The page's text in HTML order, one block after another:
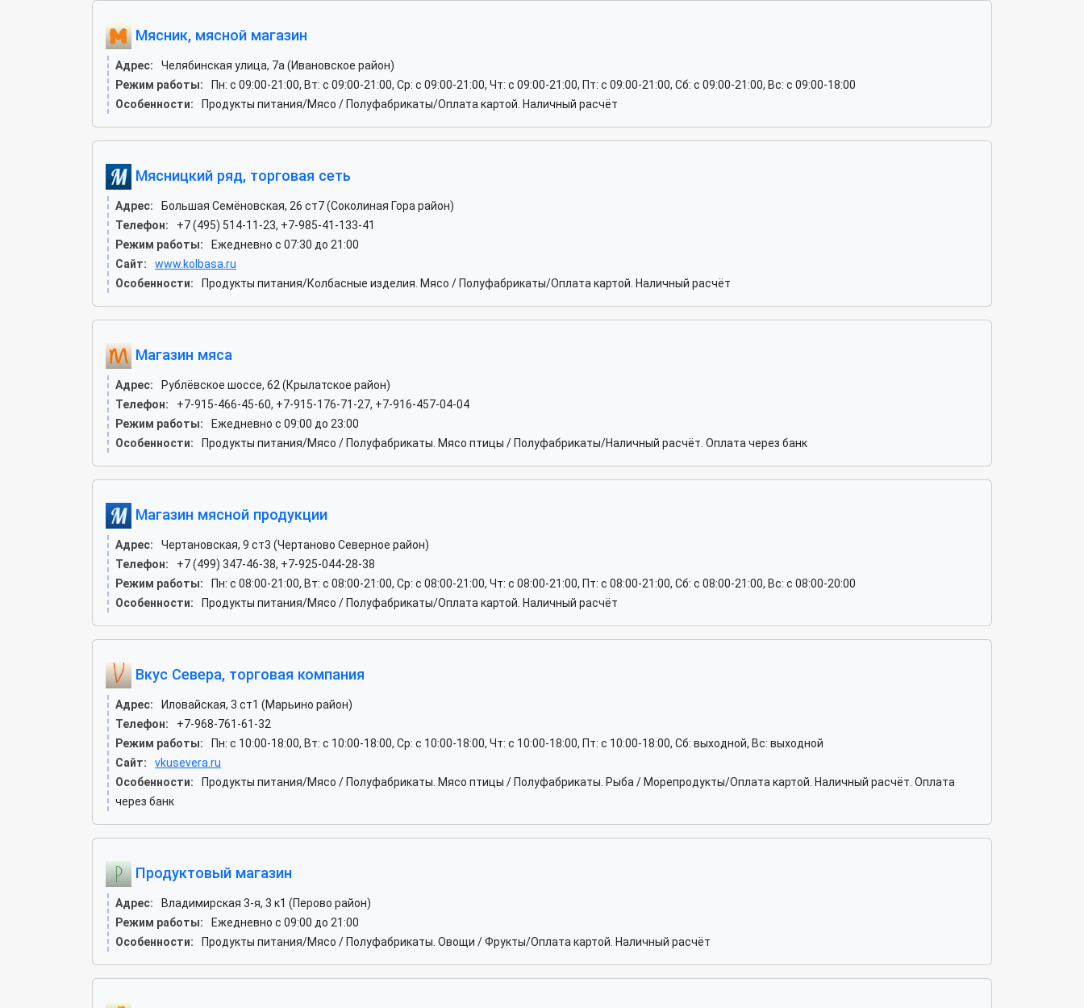
Мясник, мясной магазин
Адрес:
Челябинская улица, 7а (Ивановское район)
Режим работы:
Пн: c 09:00-21:00, Вт: c 09:00-21:00, Ср: c 09:00-21:00, Чт: c 09:00-21:00, Пт: c 09:00-21:00, Сб: c 09:00-21:00, Вс: c 09:00-18:00
Особенности:
Продукты питания/Мясо / Полуфабрикаты/Оплата картой. Наличный расчёт
Мясницкий ряд, торговая сеть
Адрес:
Большая Семёновская, 26 ст7 (Соколиная Гора район)
Телефон:
+7 (495) 514-11-23, +7-985-41-133-41
Режим работы:
Ежедневно с 07:30 до 21:00
Сайт:
www.kolbasa.ru
Особенности:
Продукты питания/Колбасные изделия. Мясо / Полуфабрикаты/Оплата картой. Наличный расчёт
Магазин мяса
Адрес:
Рублёвское шоссе, 62 (Крылатское район)
Телефон:
+7-915-466-45-60, +7-915-176-71-27, +7-916-457-04-04
Режим работы:
Ежедневно с 09:00 до 23:00
Особенности:
Продукты питания/Мясо / Полуфабрикаты. Мясо птицы / Полуфабрикаты/Наличный расчёт. Оплата через банк
Магазин мясной продукции
Адрес:
Чертановская, 9 ст3 (Чертаново Северное район)
Телефон:
+7 (499) 347-46-38, +7-925-044-28-38
Режим работы:
Пн: c 08:00-21:00, Вт: c 08:00-21:00, Ср: c 08:00-21:00, Чт: c 08:00-21:00, Пт: c 08:00-21:00, Сб: c 08:00-21:00, Вс: c 08:00-20:00
Особенности:
Продукты питания/Мясо / Полуфабрикаты/Оплата картой. Наличный расчёт
Вкус Севера, торговая компания
Адрес:
Иловайская, 3 ст1 (Марьино район)
Телефон:
+7-968-761-61-32
Режим работы:
Пн: c 10:00-18:00, Вт: c 10:00-18:00, Ср: c 10:00-18:00, Чт: c 10:00-18:00, Пт: c 10:00-18:00, Сб: выходной, Вс: выходной
Сайт:
vkusevera.ru
Особенности:
Продукты питания/Мясо / Полуфабрикаты. Мясо птицы / Полуфабрикаты. Рыба / Морепродукты/Оплата картой. Наличный расчёт. Оплата
через банк
Продуктовый магазин
Адрес:
Владимирская 3-я, 3 к1 (Перово район)
Режим работы:
Ежедневно с 09:00 до 21:00
Особенности:
Продукты питания/Мясо / Полуфабрикаты. Овощи / Фрукты/Оплата картой. Наличный расчёт